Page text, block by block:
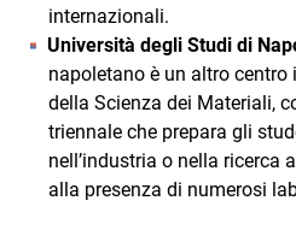
internazionali.
Università degli Studi di
napoletano è un altro
della Scienza dei Materiali,
triennale che prepara gli
nell’industria o nella ricerca
alla presenza di numerosi